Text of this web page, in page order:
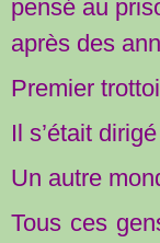
pensé au
après des
Premier
Il s’était
Un autre
Tous ces